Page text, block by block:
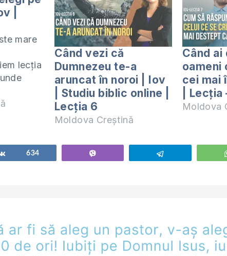
|
mare
lecția
cum să
și de
Când vezi că
Dumnezeu te-a
aruncat în noroi | Iov
| Studiu biblic online |
Lecția 6
Moldova Creștină
Când ai
oameni
cei mai
| Lecția
Moldova
Share634